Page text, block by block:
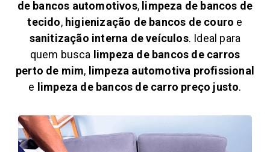
de bancos automotivos, limpeza de bancos de
tecido, higienização de bancos de couro e
sanitização interna de veículos. Ideal para
quem busca limpeza de bancos de carros
perto de mim, limpeza automotiva profissional
e limpeza de bancos de carro preço justo.